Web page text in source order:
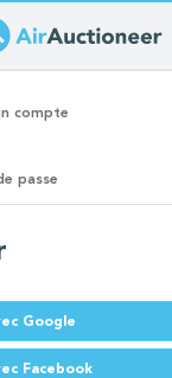
compte
passe
Google
Facebook